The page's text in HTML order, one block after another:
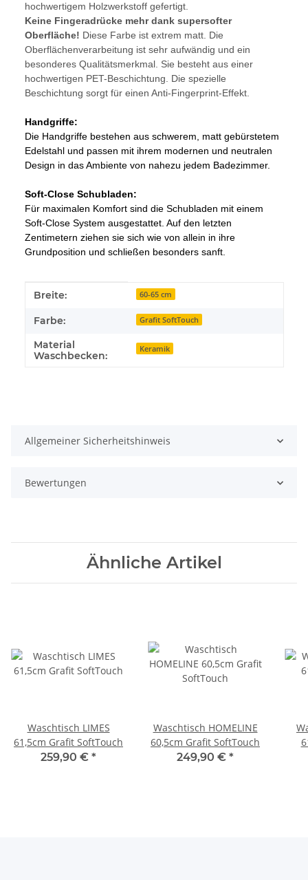
hochwertigem Holzwerkstoff gefertigt.
Keine Fingeradrücke mehr dank supersofter
Oberfläche! Diese Farbe ist extrem matt. Die
Oberflächenverarbeitung ist sehr aufwändig und ein
besonderes Qualitätsmerkmal. Sie besteht aus einer
hochwertigen PET-Beschichtung. Die spezielle
Beschichtung sorgt für einen Anti-Fingerprint-Effekt.
Handgriffe:
Die Handgriffe bestehen aus schwerem, matt gebürstetem
Edelstahl und passen mit ihrem modernen und neutralen
Design in das Ambiente von nahezu jedem Badezimmer.
Soft-Close Schubladen:
Für maximalen Komfort sind die Schubladen mit einem
Soft-Close System ausgestattet. Auf den letzten
Zentimetern ziehen sie sich wie von allein in ihre
Grundposition und schließen besonders sanft.
Produkteigenschaft
Wert
Breite: 60-65 cm
Farbe: Grafit SoftTouch
Material
Waschbecken:
Keramik
Allgemeiner Sicherheitshinweis
Bewertungen
Ähnliche Artikel
Waschtisch LIMES
61,5cm Grafit SoftTouch
259,90 € *
Waschtisch HOMELINE
60,5cm Grafit SoftTouch
249,90 € *